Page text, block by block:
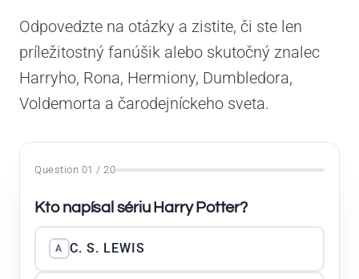
Odpovedzte na otázky a zistite, či ste len
príležitostný fanúšik alebo skutočný znalec
Harryho, Rona, Hermiony, Dumbledora,
Voldemorta a čarodejníckeho sveta.
Question 01 / 20
Kto napísal sériu Harry Potter?
A C. S. LEWIS